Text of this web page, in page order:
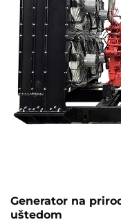
Generator na
uštedom